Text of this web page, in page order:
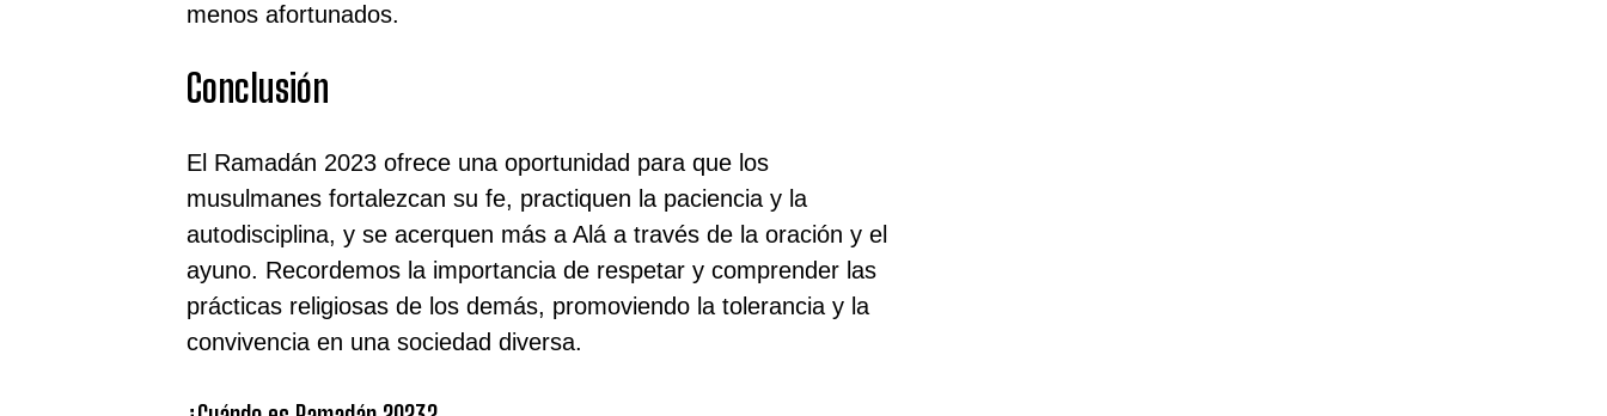
menos afortunados.
Conclusión
El Ramadán 2023 ofrece una oportunidad para que los
musulmanes fortalezcan su fe, practiquen la paciencia y la
autodisciplina, y se acerquen más a Alá a través de la oración y el
ayuno. Recordemos la importancia de respetar y comprender las
prácticas religiosas de los demás, promoviendo la tolerancia y la
convivencia en una sociedad diversa.